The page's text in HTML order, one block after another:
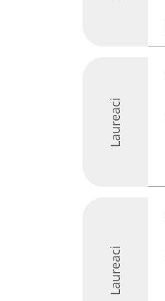
Laureaci
Laureaci